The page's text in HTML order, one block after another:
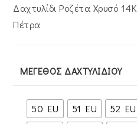
Δαχτυλίδι Ροζέτα Χρυσό
Πέτρα
ΜΈΓΕΘΟΣ ΔΑΧΤΥΛΙΔΙΟΎ
50 EU 51 EU 52 EU